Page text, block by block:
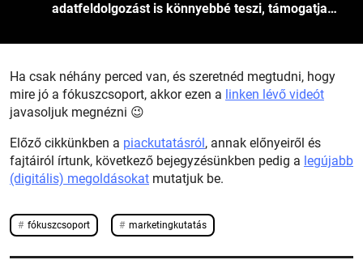
adatfeldolgozást is könnyebbé teszi, támogatja…
Ha csak néhány perced van, és szeretnéd megtudni, hogy
mire jó a fókuszcsoport, akkor ezen a linken lévő videót
javasoljuk megnézni 😉
Előző cikkünkben a piackutatásról, annak előnyeiről és
fajtáiról írtunk, következő bejegyzésünkben pedig a legújabb
(digitális) megoldásokat mutatjuk be.
fókuszcsoport marketingkutatás